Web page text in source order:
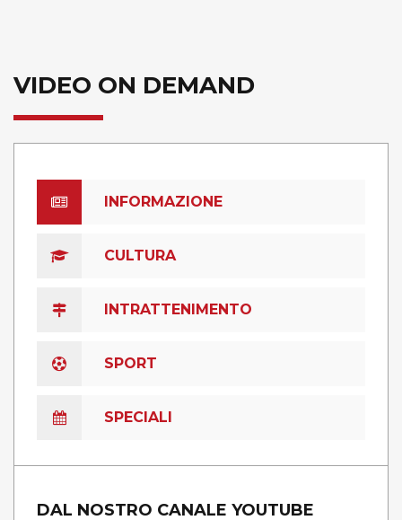
VIDEO ON DEMAND
INFORMAZIONE
CULTURA
INTRATTENIMENTO
SPORT
SPECIALI
DAL NOSTRO CANALE YOUTUBE